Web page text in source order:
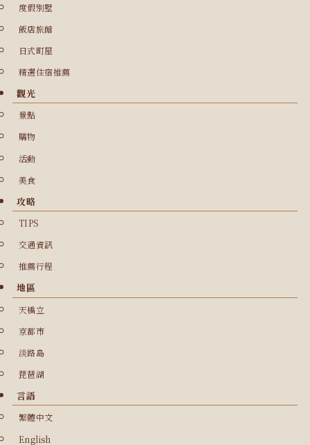
度假別墅
飯店旅館
日式町屋
精選住宿推薦
觀光
景點
購物
活動
美食
攻略
TIPS
交通資訊
推薦行程
地區
天橋立
京都市
淡路島
琵琶湖
言語
繁體中文
English